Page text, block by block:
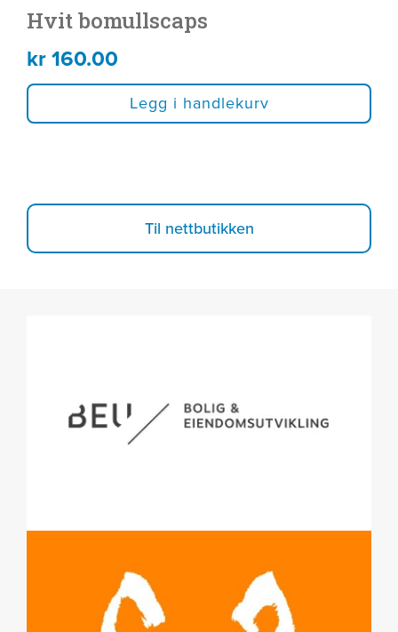
Hvit bomullscaps
kr160.00
Legg i handlekurv
Til nettbutikken